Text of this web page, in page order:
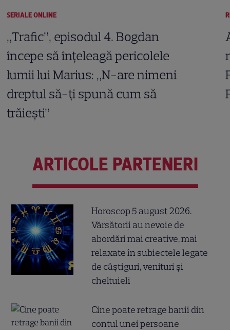
SERIALE ONLINE
„Trafic”, episodul 4. Bogdan
începe să înțeleagă pericolele
lumii lui Marius: „N-are nimeni
dreptul să-ți spună cum să
trăiești”
ARTICOLE PARTENERI
Horoscop 5 august 2026.
Vărsătorii au nevoie de
abordări mai creative, mai
relaxate în subiectele legate
de câștiguri, venituri și
cheltuieli
Cine poate retrage banii din
contul unei persoane